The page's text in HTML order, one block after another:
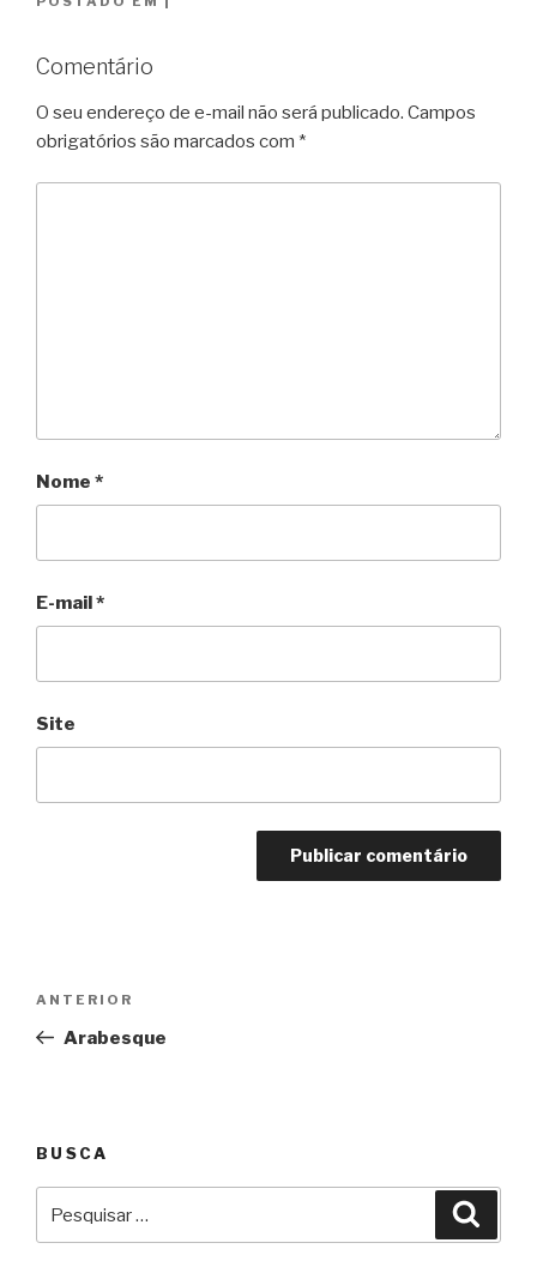
Comentário
O seu endereço de e-mail não será publicado. Campos
obrigatórios são marcados com *
Nome *
E-mail*
Site
Post
Anterior
ANTERIOR
Arabesque
BUSCA
por: